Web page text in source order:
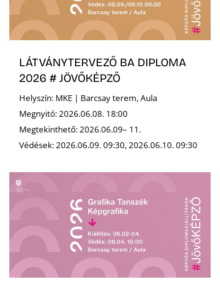
LÁTVÁNYTERVEZŐ BA DIPLOMA
2026 # JÖVŐKÉPZŐ
Helyszín: MKE | Barcsay terem, Aula
Megnyitó: 2026.06.08. 18:00
Megtekinthető: 2026.06.09– 11.
Védések: 2026.06.09. 09:30, 2026.06.10. 09:30